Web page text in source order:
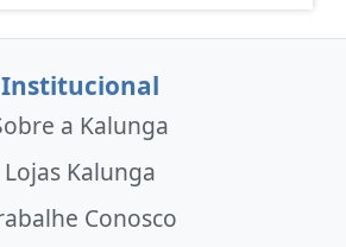
Institucional
a Kalunga
Lojas Kalunga
Conosco